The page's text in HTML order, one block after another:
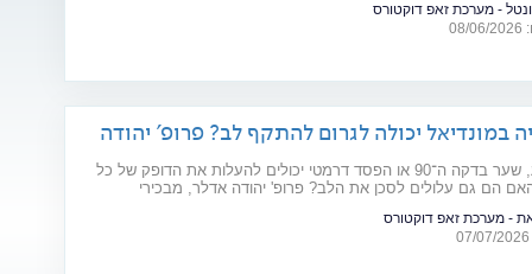
של מתיחות ביטחונית ומה ניתן לעשות כדי לשמור על הבריאות
- מערכת זאפ דוקטורס
במונדיאל יכולה לגרום להתקף לב? פרופ' יהודה
פנדל מכריע, שער בדקה ה־90 או הפסד דרמטי יכולים להעלות את הדופק של כל
הם גם עלולים לסכן את הלב? פרופ' יהודה אדלר, מבכירי
הסיכון ואיך אפשר ליהנות מהמשחקים בלי לסכן את הבריאות.
- מערכת זאפ דוקטורס